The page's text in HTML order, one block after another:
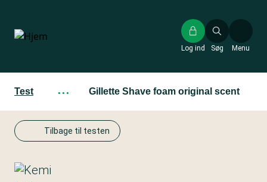
hovedindhold
Søg
Log ind Menu
Test ··· Gillette Shave foam original scent
Tilbage til testen